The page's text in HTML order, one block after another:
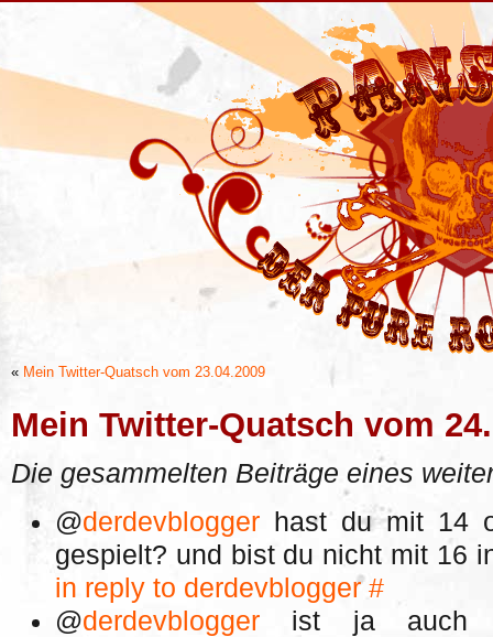
« Mein Twitter-Quatsch vom 23.04.2009
Mein Twitter-Quatsch vom
Die gesammelten Beiträge eines
@derdevblogger hast du mit 14
gespielt? und bist du nicht mit 16
in reply to derdevblogger #
@derdevblogger ist ja auch